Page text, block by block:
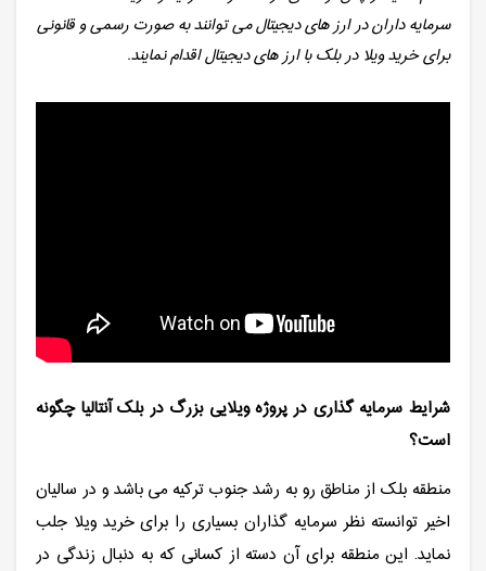
سرمایه داران در ارز های دیجیتال می توانند به صورت رسمی و قانونی
برای خرید ویلا در بلک با ارز های دیجیتال اقدام نمایند.
شرایط سرمایه گذاری در پروژه ویلایی بزرگ در بلک آنتالیا چگونه
است؟
منطقه بلک از مناطق رو به رشد جنوب ترکیه می باشد و در سالیان
اخیر توانسته نظر سرمایه گذاران بسیاری را برای خرید ویلا جلب
نماید. این منطقه برای آن دسته از کسانی که به دنبال زندگی در